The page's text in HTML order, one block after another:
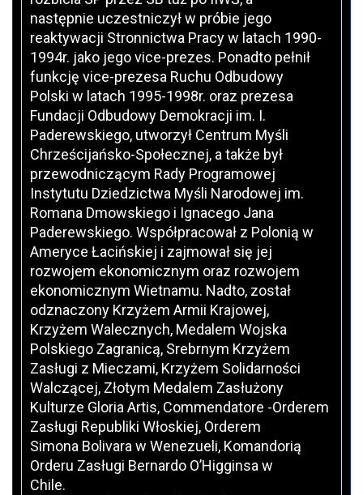
następnie uczestniczył w próbie jego
reaktywacji Stronnictwa Pracy w latach 1990-
1994r. jako jego vice-prezes. Ponadto pełnił
funkcję vice-prezesa Ruchu Odbudowy
Polski w latach 1995-1998r. oraz prezesa
Fundacji Odbudowy Demokracji im. I.
Paderewskiego, utworzył Centrum Myśli
Chrześcijańsko-Społecznej, a także był
przewodniczącym Rady Programowej
Instytutu Dziedzictwa Myśli Narodowej im.
Romana Dmowskiego i Ignacego Jana
Paderewskiego. Współpracował z Polonią w
Ameryce Łacińskiej i zajmował się jej
rozwojem ekonomicznym oraz rozwojem
ekonomicznym Wietnamu. Nadto, został
odznaczony Krzyżem Armii Krajowej,
Krzyżem Walecznych, Medalem Wojska
Polskiego Zagranicą, Srebrnym Krzyżem
Zasługi z Mieczami, Krzyżem Solidarności
Walczącej, Złotym Medalem Zasłużony
Kulturze Gloria Artis, Commendatore -Orderem
Zasługi Republiki Włoskiej, Orderem
Simona Bolivara w Wenezueli, Komandorią
Orderu Zasługi Bernardo O’Higginsa w
Chile.